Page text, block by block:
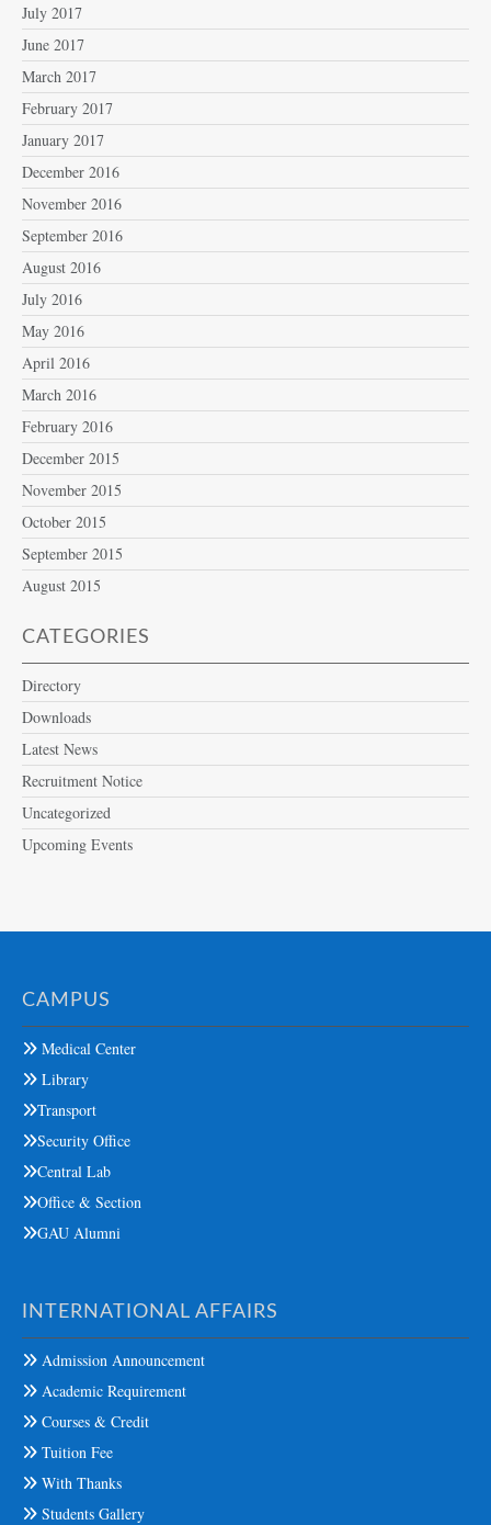
July 2017
June 2017
March 2017
February 2017
January 2017
December 2016
November 2016
September 2016
August 2016
July 2016
May 2016
April 2016
March 2016
February 2016
December 2015
November 2015
October 2015
September 2015
August 2015
CATEGORIES
Directory
Downloads
Latest News
Recruitment Notice
Uncategorized
Upcoming Events
CAMPUS
Medical Center
Library
Transport
Security Office
Central Lab
Office & Section
GAU Alumni
INTERNATIONAL AFFAIRS
Admission Announcement
Academic Requirement
Courses & Credit
Tuition Fee
With Thanks
Students Gallery